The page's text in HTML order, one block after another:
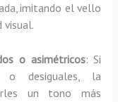
imitando el vello
visual.
o asimétricos: Si
desiguales, la
un tono más